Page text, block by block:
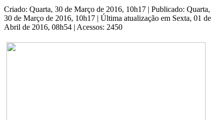
Criado: Quarta, 30 de Março de 2016, 10h17 | Publicado: Quarta,
30 de Março de 2016, 10h17 | Última atualização em Sexta, 01 de
Abril de 2016, 08h54 | Acessos: 2450